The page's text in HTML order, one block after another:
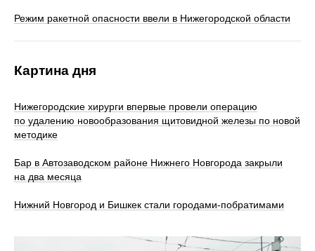
Режим ракетной опасности ввели в Нижегородской области
Картина дня
Нижегородские хирурги впервые провели операцию
по удалению новообразования щитовидной железы по новой
методике
Бар в Автозаводском районе Нижнего Новгорода закрыли
на два месяца
Нижний Новгород и Бишкек стали городами-побратимами